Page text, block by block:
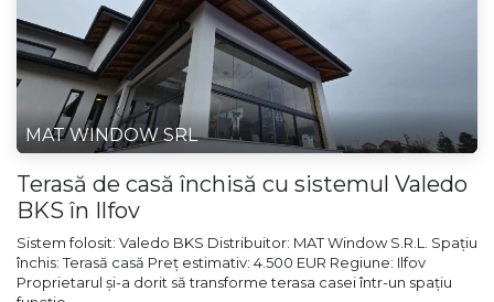
MAT WINDOW SRL
Terasă de casă închisă cu sistemul Valedo
BKS în Ilfov
Sistem folosit: Valedo BKS Distribuitor: MAT Window S.R.L. Spațiu
închis: Terasă casă Preț estimativ: 4.500 EUR Regiune: Ilfov
Proprietarul și-a dorit să transforme terasa casei într-un spațiu